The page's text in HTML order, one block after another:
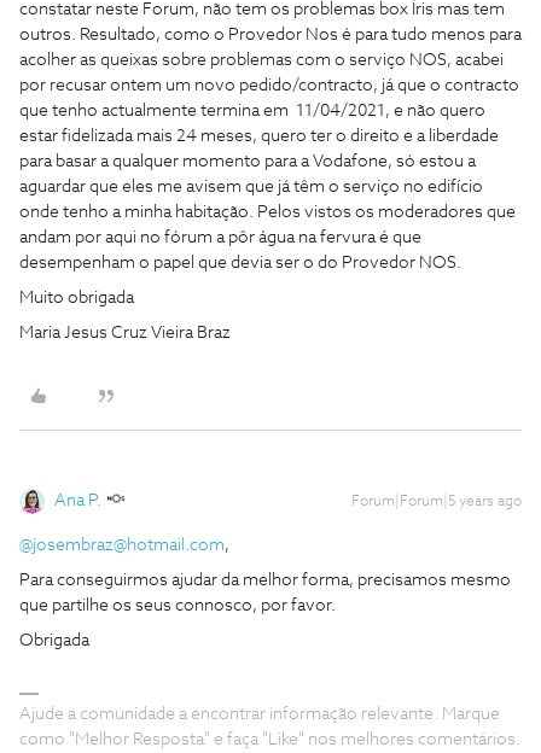
constatar neste Forum, não tem os problemas box Íris mas tem
outros. Resultado, como o Provedor Nos é para tudo menos para
acolher as queixas sobre problemas com o serviço NOS, acabei
por recusar ontem um novo pedido/contracto, já que o contracto
que tenho actualmente termina em 11/04/2021, e não quero
estar fidelizada mais 24 meses, quero ter o direito e a liberdade
para basar a qualquer momento para a Vodafone, só estou a
aguardar que eles me avisem que já têm o serviço no edifício
onde tenho a minha habitação. Pelos vistos os moderadores que
andam por aqui no fórum a pôr água na fervura é que
desempenham o papel que devia ser o do Provedor NOS.
Muito obrigada
Maria Jesus Cruz Vieira Braz
Ana P. Forum|Forum|5 years ago
@josembraz@hotmail.com,
Para conseguirmos ajudar da melhor forma, precisamos mesmo
que partilhe os seus connosco, por favor.
Obrigada
Ajude a comunidade a encontrar informação relevante. Marque
como "Melhor Resposta" e faça "Like" nos melhores comentários.